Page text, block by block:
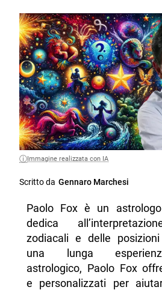
Immagine realizzata con IA
Scritto da Gennaro Marchesi
Paolo Fox è un
dedica
zodiacali e delle
una lunga
astrologico, Paolo Fox
e personalizzati per